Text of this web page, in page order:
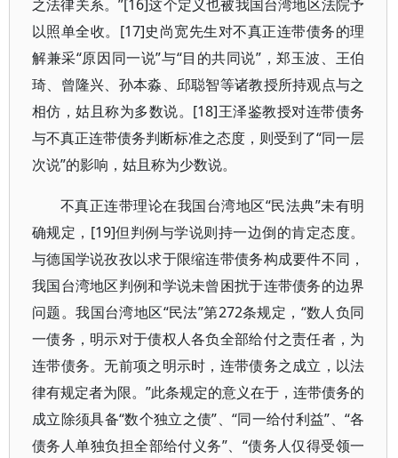
之法律关系。”[16]这个定义也被我国台湾地区法院予
以照单全收。[17]史尚宽先生对不真正连带债务的理
解兼采“原因同一说”与“目的共同说”，郑玉波、王伯
琦、曾隆兴、孙本淼、邱聪智等诸教授所持观点与之
相仿，姑且称为多数说。[18]王泽鉴教授对连带债务
与不真正连带债务判断标准之态度，则受到了“同一层
次说”的影响，姑且称为少数说。
不真正连带理论在我国台湾地区“民法典”未有明
确规定，[19]但判例与学说则持一边倒的肯定态度。
与德国学说孜孜以求于限缩连带债务构成要件不同，
我国台湾地区判例和学说未曾困扰于连带债务的边界
问题。我国台湾地区“民法”第272条规定，“数人负同
一债务，明示对于债权人各负全部给付之责任者，为
连带债务。无前项之明示时，连带债务之成立，以法
律有规定者为限。”此条规定的意义在于，连带债务的
成立除须具备“数个独立之债”、“同一给付利益”、“各
债务人单独负担全部给付义务”、“债务人仅得受领一